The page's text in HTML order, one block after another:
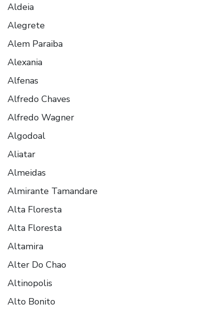
Aldeia
Alegrete
Alem Paraiba
Alexania
Alfenas
Alfredo Chaves
Alfredo Wagner
Algodoal
Aliatar
Almeidas
Almirante Tamandare
Alta Floresta
Alta Floresta
Altamira
Alter Do Chao
Altinopolis
Alto Bonito